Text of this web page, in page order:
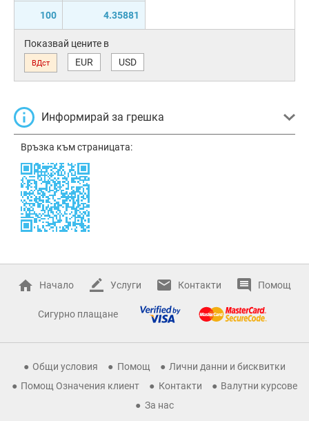
100 4.35881
Показвай цените в
ВДст EUR USD
Информирай за грешка
Връзка към страницата:
Начало Услуги Контакти Помощ
Сигурно плащане
Общи условия Помощ
Лични данни и бисквитки
Помощ Означения клиент
Контакти
Валутни курсове
За нас